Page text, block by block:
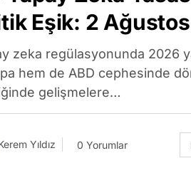
Eşik: 2 Ağustos
Başlıyor,
1,5
Onaylandı
zeka regülasyonunda 2026
hem de ABD cephesinde
gelişmelere…
Yıldız 0 Yorumlar